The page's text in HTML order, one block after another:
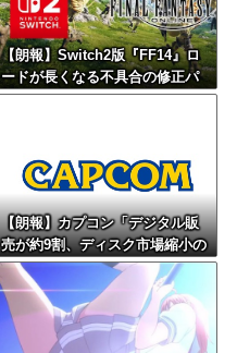
【朗報】Switch2版『FF14』ロ
ードが長くなる不具合の修正パ
ッチを本日配信
【朗報】カプコン「デジタル販
売が約9割、ディスク市場縮小の
大きな影響は想定していない」